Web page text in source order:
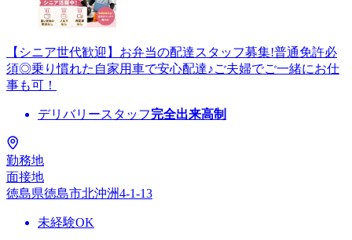
【シニア世代歓迎】お弁当の配達スタッフ募集!普通免許必
須◎乗り慣れた自家用車で安心配達♪ご夫婦でご一緒にお仕
事も可！
デリバリースタッフ完全出来高制
勤務地
面接地
徳島県徳島市北沖洲4-1-13
未経験OK